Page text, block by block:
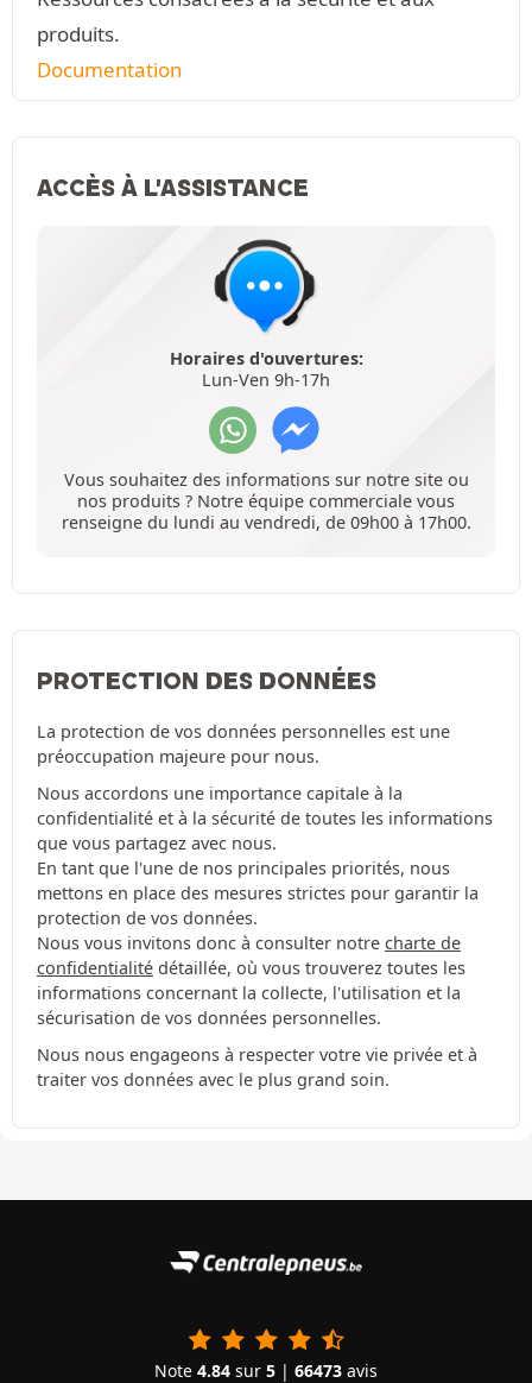
produits.
Documentation
ACCÈS À L'ASSISTANCE
Horaires d'ouvertures:
Lun-Ven 9h-17h
Vous souhaitez des informations sur notre site ou
nos produits ? Notre équipe commerciale vous
renseigne du lundi au vendredi, de 09h00 à 17h00.
PROTECTION DES DONNÉES
La protection de vos données personnelles est une
préoccupation majeure pour nous.
Nous accordons une importance capitale à la
confidentialité et à la sécurité de toutes les informations
que vous partagez avec nous.
En tant que l'une de nos principales priorités, nous
mettons en place des mesures strictes pour garantir la
protection de vos données.
Nous vous invitons donc à consulter notre charte de
confidentialité détaillée, où vous trouverez toutes les
informations concernant la collecte, l'utilisation et la
sécurisation de vos données personnelles.
Nous nous engageons à respecter votre vie privée et à
traiter vos données avec le plus grand soin.
Note 4.84 sur 5 | 66473 avis